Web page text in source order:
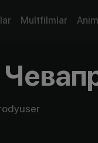
Multfilmlar